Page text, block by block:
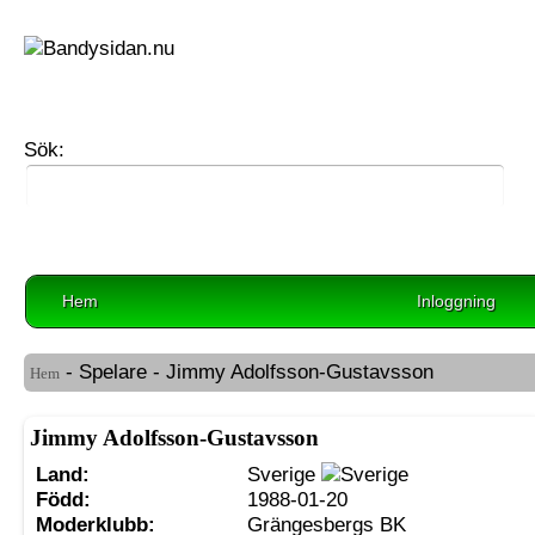
Sök:
Hem Inloggning
Hem - Spelare - Jimmy Adolfsson-Gustavsson
Jimmy Adolfsson-Gustavsson
Land:
Sverige
Född:
1988-01-20
Moderklubb:
Grängesbergs BK